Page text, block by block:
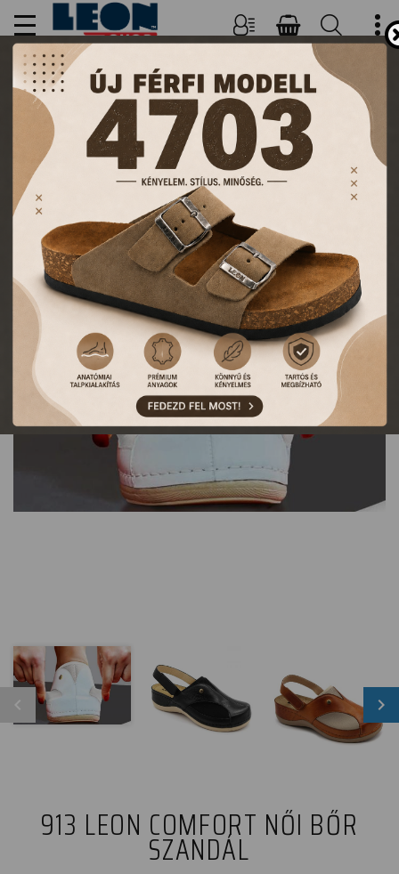
NŐI, FÉRFI PAPUCSOK ÉS
KLUMPÁK
FŐOLDAL TERMÉKEK
913 LEON COMFORT NŐI BŐR
SZANDÁL